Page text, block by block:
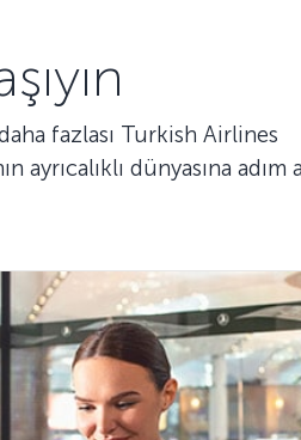
fazlası Turkish Airlines
dünyasına adım